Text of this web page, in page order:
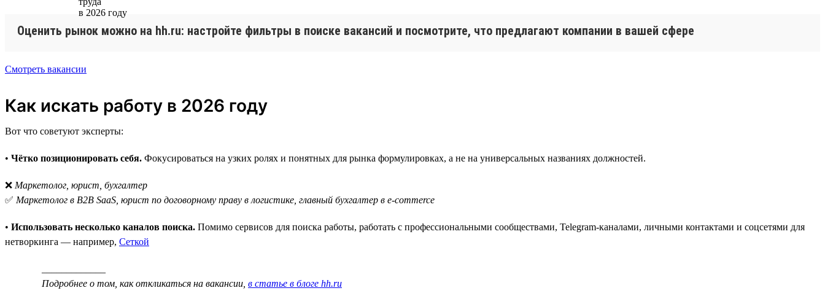
Оценить рынок можно на hh.ru: настройте фильтры в поиске вакансий и посмотрите, что предлагают компании в вашей сфере
Смотреть вакансии
Как искать работу в 2026 году
Вот что советуют эксперты:
• Чётко позиционировать себя. Фокусироваться на узких ролях и понятных для рынка формулировках, а не на универсальных названиях должностей.
❌ Маркетолог, юрист, бухгалтер
✅ Маркетолог в B2B SaaS, юрист по договорному праву в логистике, главный бухгалтер в e-commerce
• Использовать несколько каналов поиска. Помимо сервисов для поиска работы, работать с профессиональными сообществами, Telegram-каналами, личными контактами и соцсетями для
нетворкинга — например, Сеткой
Подробнее о том, как откликаться на вакансии, в статье в блоге hh.ru